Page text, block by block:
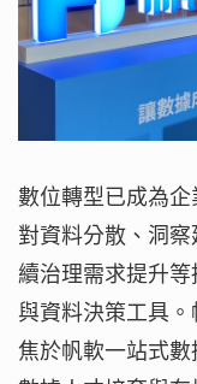
數位轉型已成為
對資料分散、洞
續治理需求提升
與資料決策工具
焦於帆軟一站式